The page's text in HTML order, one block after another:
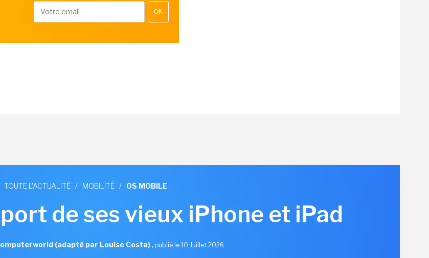
OK
TOUTE L'ACTUALITÉ / MOBILITÉ / OS MOBILE
de ses vieux iPhone et iPad
(adapté par Louise Costa), publié le 10 Juillet 2026